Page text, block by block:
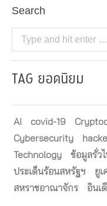
Search
Search:
TAG ยอดนิยม
AI covid-19
Cybersecurity
Technology
ข้อมูลรั่ว
ประเด็นร้อนสหรัฐฯ
ยูเ
สหราชอาณาจักร
อินเ